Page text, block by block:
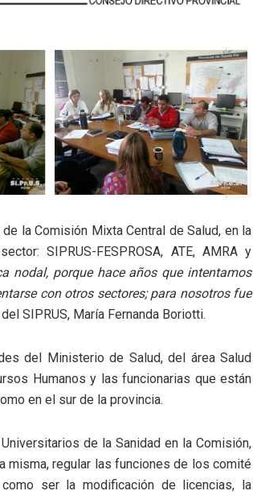
la Comisión Mixta Central de Salud, en la
SIPRUS-FESPROSA, ATE, AMRA y
nodal, porque hace años que intentamos
con otros sectores; para nosotros fue
SIPRUS, María Fernanda Boriotti.
del Ministerio de Salud, del área Salud
Humanos y las funcionarias que están
en el sur de la provincia.
de la Sanidad en la Comisión,
misma, regular las funciones de los comité
ser la modificación de licencias, la